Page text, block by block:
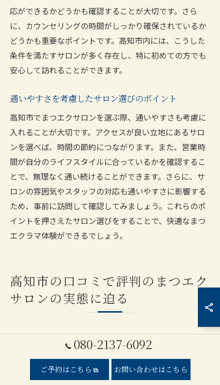
応ができるかどうかも確認することが大切です。さら
に、カウンセリングの時間がしっかり確保されているか
どうかも重要なポイントです。高知市内には、こうした
条件を満たすサロンが多く存在し、特に初めての方でも
安心して訪れることができます。
通いやすさを考慮したサロン選びのポイント
高知市でまつエクサロンを選ぶ際、通いやすさも考慮に
入れることが大切です。アクセスが良い立地にあるサロ
ンを選べば、時間の節約につながります。また、営業時
間が自分のライフスタイルに合っているかを確認するこ
とで、無理なく通い続けることができます。さらに、サ
ロンの雰囲気やスタッフの対応も通いやすさに影響する
ため、事前に訪問して確認してみましょう。これらのポ
イントを押さえたサロン選びをすることで、快適なまつ
エクラマ体験ができるでしょう。
高知市の口コミで評判のまつエク
サロンの実態に迫る
口コミサイトでの情報収集の方法
高知市で理想のまつエクサロンを見つけるためには、口
コミサイトを活用することが重要です。口コミサイトで
080-2137-6092
ご予約はこちら お問い合わせはこちら